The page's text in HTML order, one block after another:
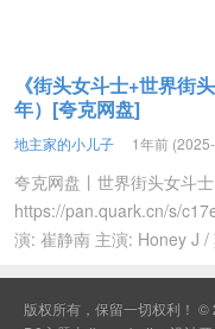
《街头女斗士+世界街
年）[夸克网盘]
地主家的小儿子 1年前
夸克网盘丨世界街头女斗
https://pan.quark.cn/s/
演: 崔静南 主演: Honey J /
版权所有，保留一切权利！ ©